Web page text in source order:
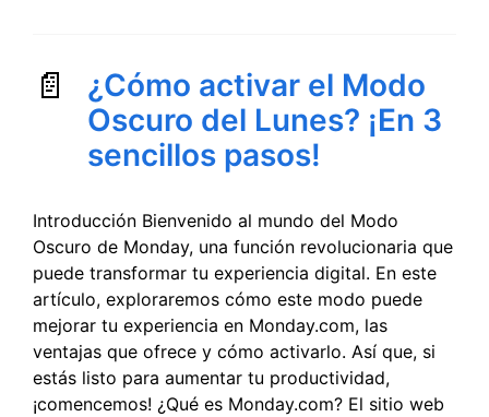
¿Cómo activar el Modo
Oscuro del Lunes? ¡En 3
sencillos pasos!
Introducción Bienvenido al mundo del Modo
Oscuro de Monday, una función revolucionaria que
puede transformar tu experiencia digital. En este
artículo, exploraremos cómo este modo puede
mejorar tu experiencia en Monday.com, las
ventajas que ofrece y cómo activarlo. Así que, si
estás listo para aumentar tu productividad,
¡comencemos! ¿Qué es Monday.com? El sitio web